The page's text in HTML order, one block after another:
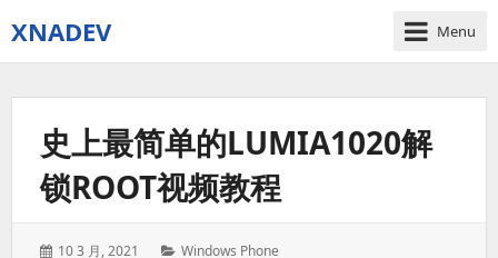
XNADEV Menu
史上最简单的LUMIA1020解
锁ROOT视频教程
Posted
10 3 月, 2021 Categories:
Windows Phone